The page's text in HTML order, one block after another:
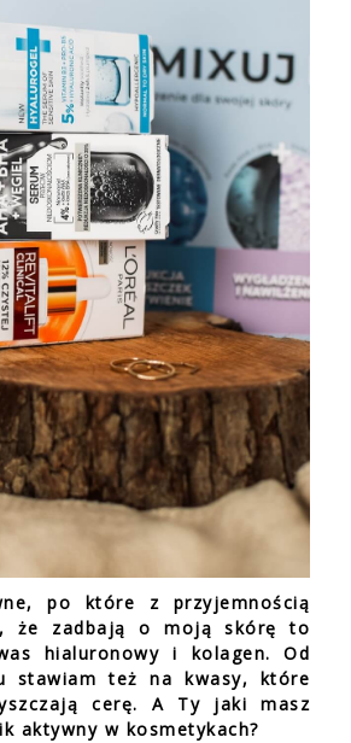
po które z przyjemnością
że zadbają o moją skórę to
hialuronowy i kolagen. Od
stawiam też na kwasy, które
cerę. A Ty jaki masz
aktywny w kosmetykach?